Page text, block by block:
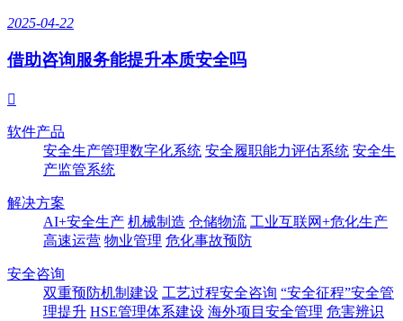
2025-04-22
借助咨询服务能提升本质安全吗

软件产品
安全生产管理数字化系统 安全履职能力评估系统 安全生
产监管系统
解决方案
AI+安全生产 机械制造 仓储物流 工业互联网+危化生产
高速运营 物业管理 危化事故预防
安全咨询
双重预防机制建设 工艺过程安全咨询 “安全征程”安全管
理提升 HSE管理体系建设 海外项目安全管理 危害辨识